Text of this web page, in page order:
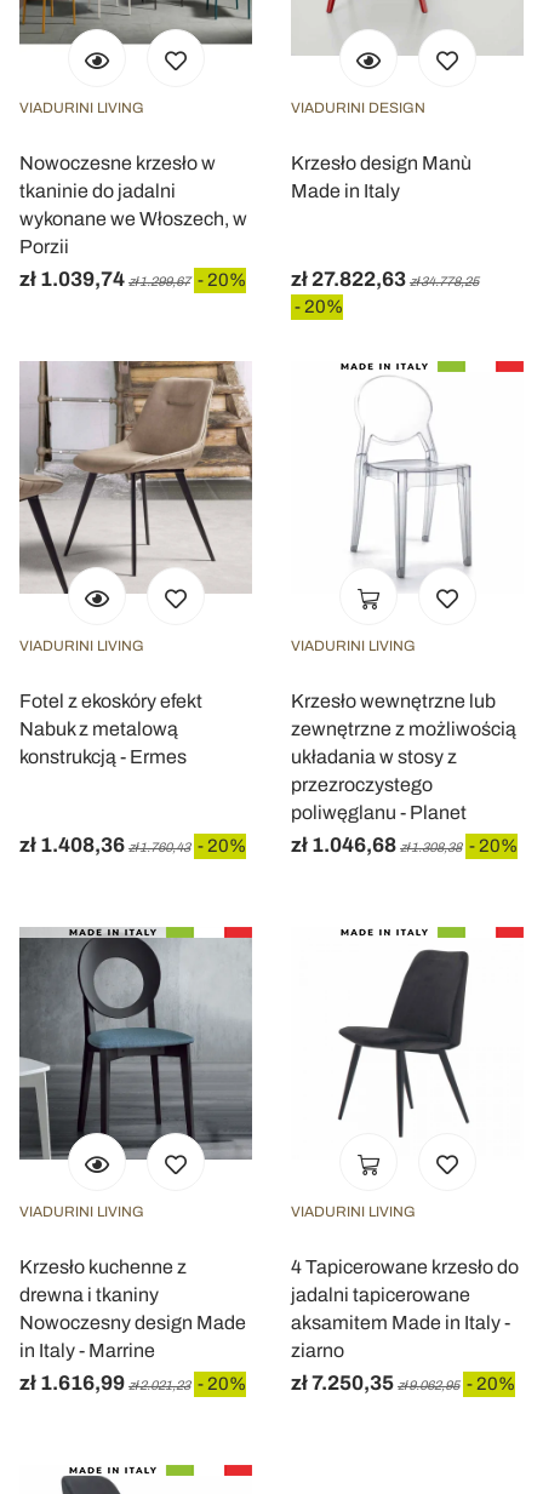
VIADURINI LIVING
Nowoczesne krzesło w
tkaninie do jadalni
wykonane we Włoszech, w
Porzii
zł 1.039,74 zł 1.299,67 - 20%
VIADURINI DESIGN
Krzesło design Manù
Made in Italy
zł 27.822,63 zł 34.778,25
- 20%
VIADURINI LIVING
Fotel z ekoskóry efekt
Nabuk z metalową
konstrukcją - Ermes
zł 1.408,36 zł 1.760,43 - 20%
VIADURINI LIVING
Krzesło wewnętrzne lub
zewnętrzne z możliwością
układania w stosy z
przezroczystego
poliwęglanu - Planet
zł 1.046,68 zł 1.308,38 - 20%
VIADURINI LIVING
Krzesło kuchenne z
drewna i tkaniny
Nowoczesny design Made
in Italy - Marrine
zł 1.616,99 zł 2.021,23 - 20%
VIADURINI LIVING
4 Tapicerowane krzesło do
jadalni tapicerowane
aksamitem Made in Italy -
ziarno
zł 7.250,35 zł 9.062,95 - 20%